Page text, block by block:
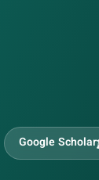
Google Scholar